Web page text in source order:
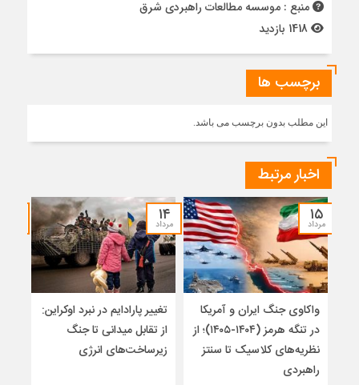
منبع : موسسه مطالعات راهبردی شرق
برچسب ها
این مطلب بدون برچسب می باشد.
اخبار مرتبط
۱۵
مرداد
واکاوی جنگ ایران و آمریکا
در تنگه هرمز (۱۴۰۴-۱۴۰۵)؛ از
نظریه‌های کلاسیک تا سنتز
راهبردی
۱۴
مرداد
تغییر پارادایم در نبرد اوکراین:
از تقابل میدانی تا جنگ
زیرساخت‌های انرژی